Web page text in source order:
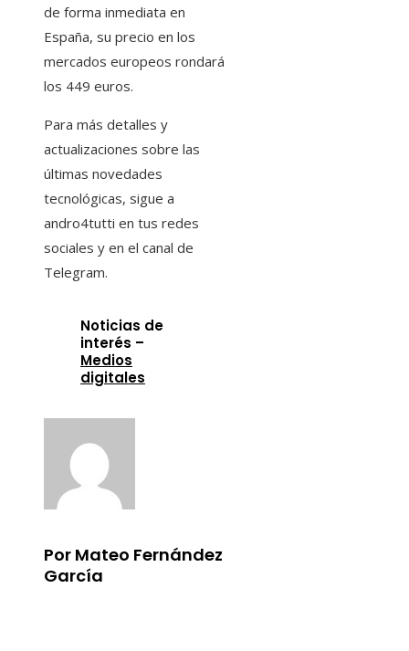
de forma inmediata en
España, su precio en los
mercados europeos rondará
los 449 euros.
Para más detalles y
actualizaciones sobre las
últimas novedades
tecnológicas, sigue a
andro4tutti en tus redes
sociales y en el canal de
Telegram.
Noticias de
interés –
Medios
digitales
Por Mateo Fernández
García